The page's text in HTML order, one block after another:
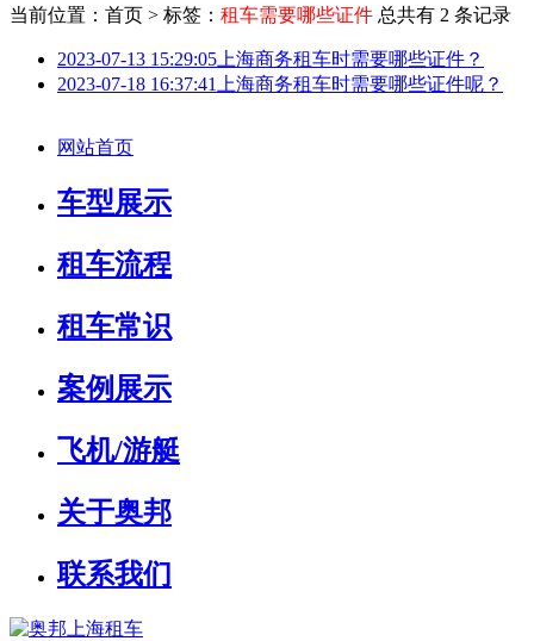
当前位置：首页 > 标签： 租车需要哪些证件 总共有 2 条记录
2023-07-13 15:29:05 上海商务租车时需要哪些证件？
2023-07-18 16:37:41
上海商务租车时需要哪些证件呢？
网站首页
车型展示
租车流程
租车常识
案例展示
飞机/游艇
关于奥邦
联系我们